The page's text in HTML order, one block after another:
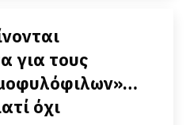
για τους
όχι